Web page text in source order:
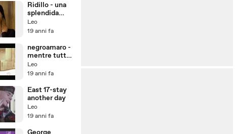
Ridillo - una
splendida
giornata
Leo
19 anni fa
negroamaro -
mentre tutto
scorre
Leo
19 anni fa
East 17-stay
another day
Leo
19 anni fa